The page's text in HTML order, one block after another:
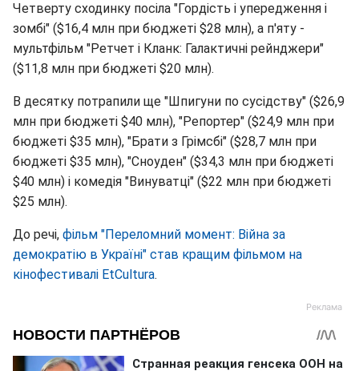
Четверту сходинку посіла "Гордість і упередження і
зомбі" ($16,4 млн при бюджеті $28 млн), а п'яту -
мультфільм "Ретчет і Кланк: Галактичні рейнджери"
($11,8 млн при бюджеті $20 млн).
В десятку потрапили ще "Шпигуни по сусідству" ($26,9
млн при бюджеті $40 млн), "Репортер" ($24,9 млн при
бюджеті $35 млн), "Брати з Грімсбі" ($28,7 млн при
бюджеті $35 млн), "Сноуден" ($34,3 млн при бюджеті
$40 млн) і комедія "Винуватці" ($22 млн при бюджеті
$25 млн).
До речі, фільм "Переломний момент: Війна за
демократію в Україні" став кращим фільмом на
кінофестивалі EtCultura.